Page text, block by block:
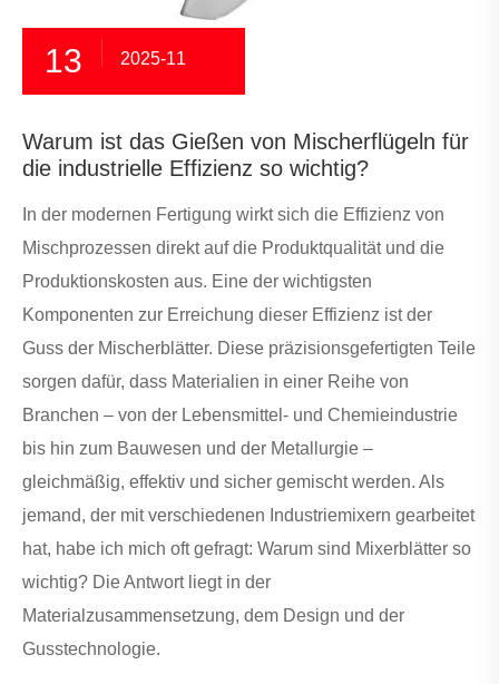
13 2025-11
Warum ist das Gießen von Mischerflügeln für
die industrielle Effizienz so wichtig?
​In der modernen Fertigung wirkt sich die Effizienz von
Mischprozessen direkt auf die Produktqualität und die
Produktionskosten aus. Eine der wichtigsten
Komponenten zur Erreichung dieser Effizienz ist der
Guss der Mischerblätter. Diese präzisionsgefertigten Teile
sorgen dafür, dass Materialien in einer Reihe von
Branchen – von der Lebensmittel- und Chemieindustrie
bis hin zum Bauwesen und der Metallurgie –
gleichmäßig, effektiv und sicher gemischt werden. Als
jemand, der mit verschiedenen Industriemixern gearbeitet
hat, habe ich mich oft gefragt: Warum sind Mixerblätter so
wichtig? Die Antwort liegt in der
Materialzusammensetzung, dem Design und der
Gusstechnologie.